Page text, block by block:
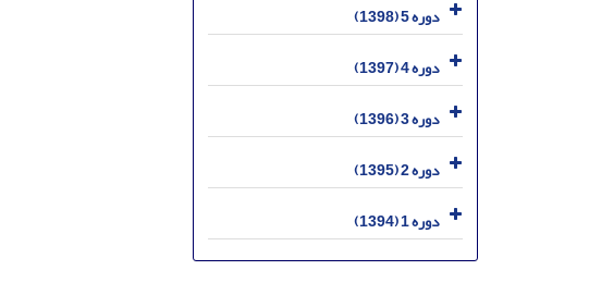
دوره 5 (1398)
دوره 4 (1397)
دوره 3 (1396)
دوره 2 (1395)
دوره 1 (1394)